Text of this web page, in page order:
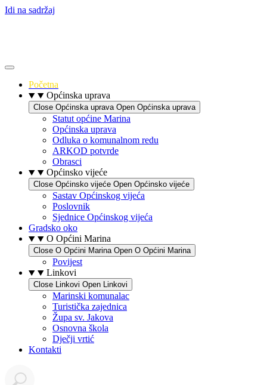
Idi na sadržaj
Početna
Općinska uprava
Close Općinska uprava Open Općinska uprava
Statut općine Marina
Općinska uprava
Odluka o komunalnom redu
ARKOD potvrde
Obrasci
Općinsko vijeće
Close Općinsko vijeće Open Općinsko vijeće
Sastav Općinskog vijeća
Poslovnik
Sjednice Općinskog vijeća
Gradsko oko
O Općini Marina
Close O Općini Marina Open O Općini Marina
Povijest
Linkovi
Close Linkovi Open Linkovi
Marinski komunalac
Turistička zajednica
Župa sv. Jakova
Osnovna škola
Dječji vrtić
Kontakti